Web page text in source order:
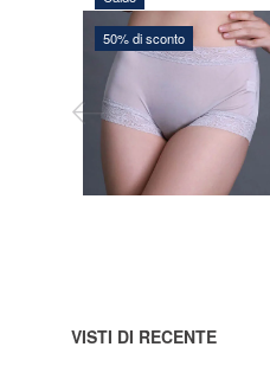
50% di sconto
66,00 DKK
132,00 DKK
Risparmi xxx: 66,00 DKK
Vedi tutte le opzioni
VISTI DI RECENTE